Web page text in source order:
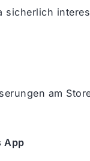
sicherlich
am
App